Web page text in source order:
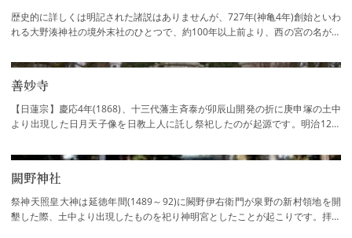
歴史的に詳しくは明記された諸説はありませんが、727年(神亀4年)創始といわ
れる大野湊神社の境外末社のひとつで、約100年以上前より、西の宮の名が示
善妙寺
【日蓮宗】慶応4年(1868)、十三代藩主斉泰が卯辰山開発の折に庚申塚の土中
より出現した日月天子像を日教上人に託し祭祀したのが起源です。明治12年
闕野神社
祭神天照皇大神は延徳年間(1489～92)に闕野伊右衛門が泉野の新村領地を開
墾した際、土中より出現したものを祀り神明宮としたことが起こりです。拝殿